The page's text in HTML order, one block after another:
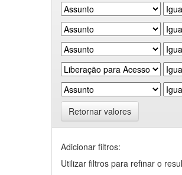
Retornar valores
Adicionar filtros:
Utilizar filtros para refinar o